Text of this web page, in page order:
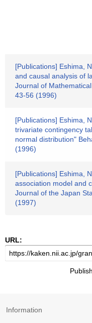
[Publications] Eshima,
and causal analysis of
Journal of
43-56 (1996)
[Publications] Eshima,
trivariate contingency
normal distribution"
(1996)
[Publications] Eshima,
association model and
Journal of the Japan
(1997)
URL:
Information